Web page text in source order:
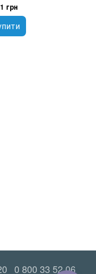
грн
0 800 33 52 06